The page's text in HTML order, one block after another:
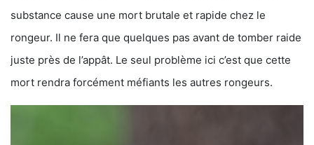
substance cause une mort brutale et rapide chez le
rongeur. Il ne fera que quelques pas avant de tomber raide
juste près de l’appât. Le seul problème ici c’est que cette
mort rendra forcément méfiants les autres rongeurs.